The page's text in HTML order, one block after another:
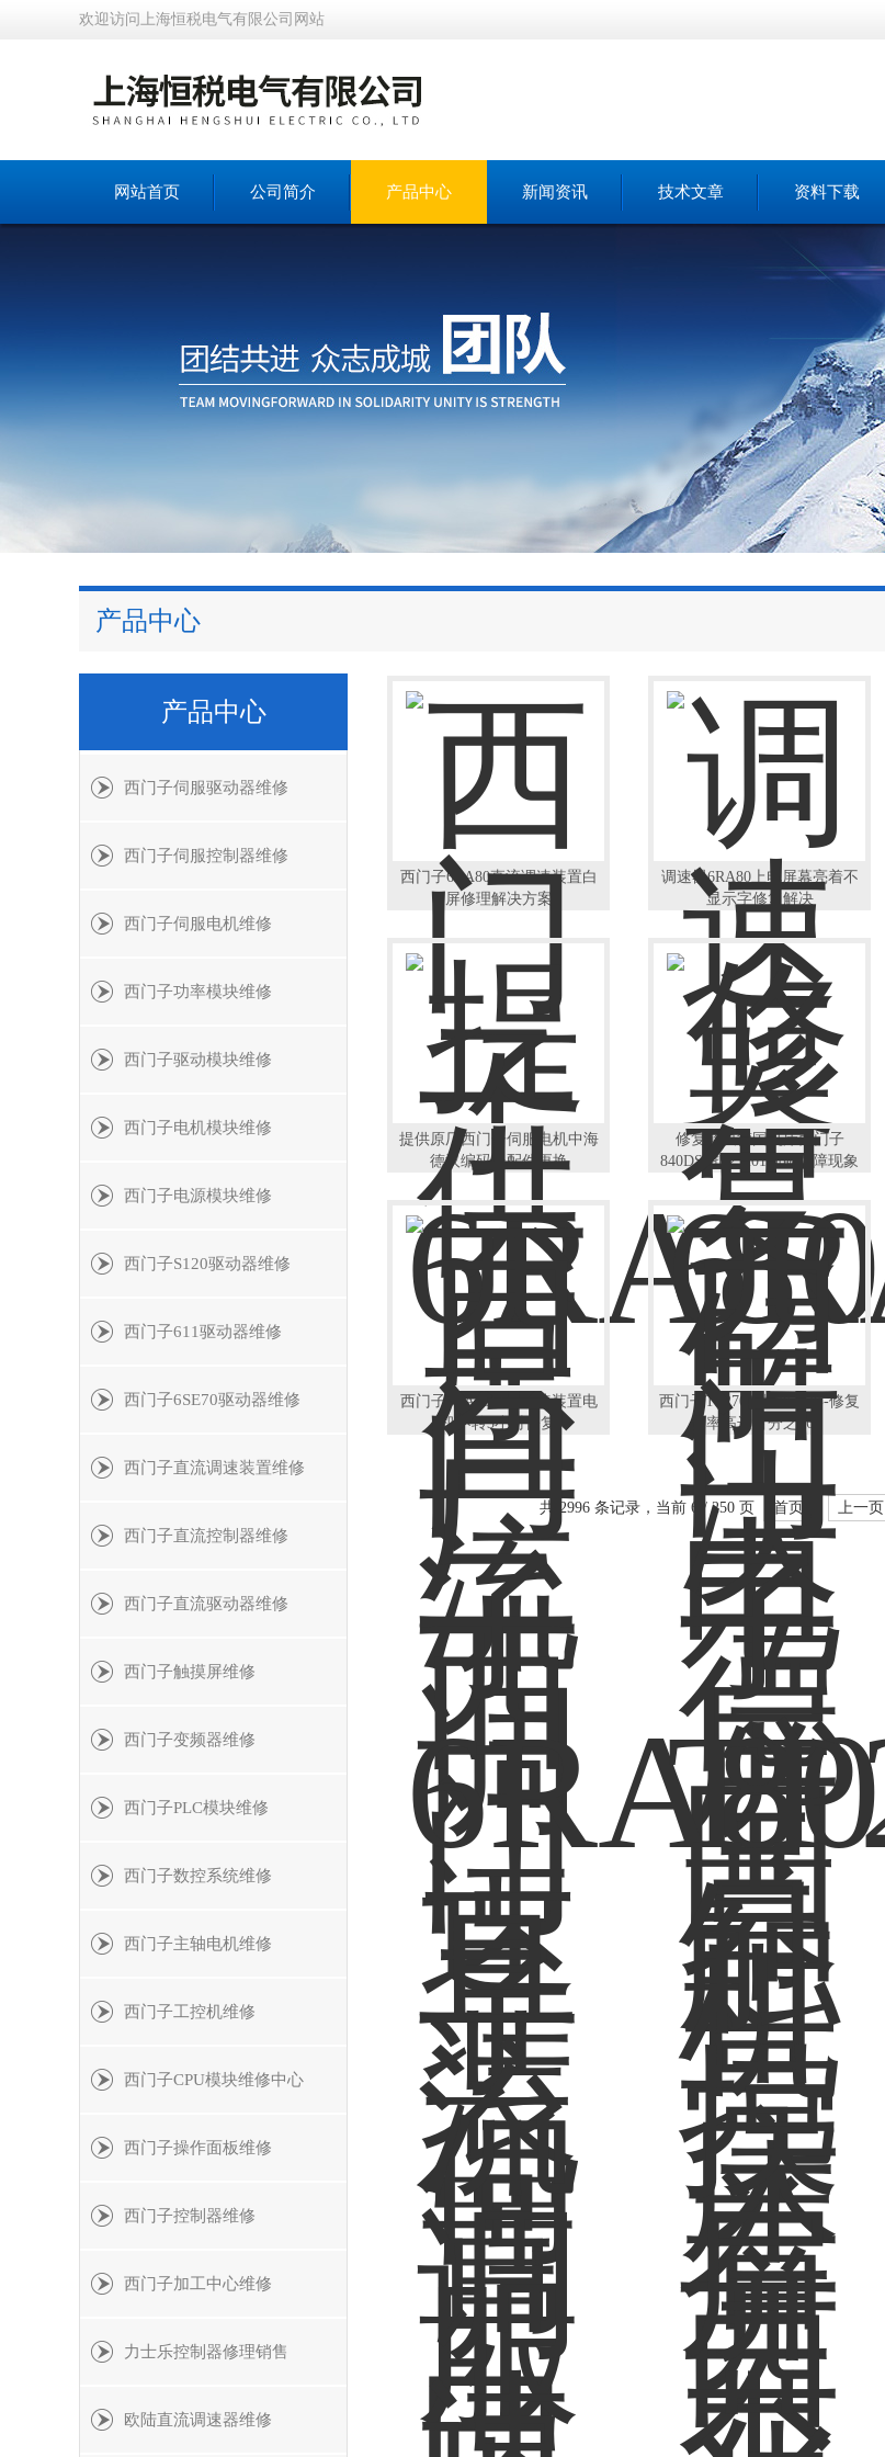
欢迎访问上海恒税电气有限公司网站
网站首页 公司简介 产品中心 新闻资讯 技术文章 资料下载
产品中心
产品中心
西门子伺服驱动器维修
西门子伺服控制器维修
西门子伺服电机维修
西门子功率模块维修
西门子驱动模块维修
西门子电机模块维修
西门子电源模块维修
西门子S120驱动器维修
西门子611驱动器维修
西门子6SE70驱动器维修
西门子直流调速装置维修
西门子直流控制器维修
西门子直流驱动器维修
西门子触摸屏维修
西门子变频器维修
西门子PLC模块维修
西门子数控系统维修
西门子主轴电机维修
西门子工控机维修
西门子CPU模块维修中心
西门子操作面板维修
西门子控制器维修
西门子加工中心维修
力士乐控制器修理销售
欧陆直流调速器维修
西门子6RA80直流调速装置白
屏修理解决方案
调速器6RA80上电屏幕亮着不
显示字修复解决
提供原厂西门子伺服电机中海
德汉编码器配件更换
修复解决德国机床西门子
840DSL报25201伺服故障现象
西门子6RA80直流调速装置电
机不转3小时修复
西门子TP270触摸屏花屏-修复
率高达百分之96
共 2996 条记录，当前 6 / 250 页 首页 上一页